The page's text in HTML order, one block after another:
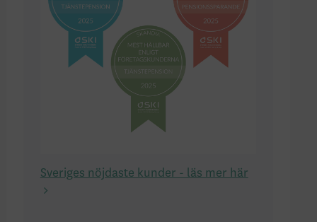
Sveriges nöjdaste kunder - läs mer här